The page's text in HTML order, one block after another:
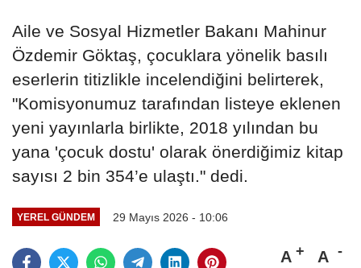
Aile ve Sosyal Hizmetler Bakanı Mahinur
Özdemir Göktaş, çocuklara yönelik basılı
eserlerin titizlikle incelendiğini belirterek,
"Komisyonumuz tarafından listeye eklenen
yeni yayınlarla birlikte, 2018 yılından bu
yana 'çocuk dostu' olarak önerdiğimiz kitap
sayısı 2 bin 354’e ulaştı." dedi.
YEREL GÜNDEM 29 Mayıs 2026 - 10:06
A A